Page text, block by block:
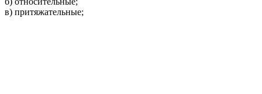
в) притяжательные;